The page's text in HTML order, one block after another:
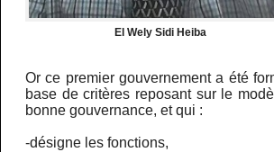
El Wely Sidi Heiba
Or ce premier gouvernement a été
base de critères reposant sur le
bonne gouvernance, et qui :
-désigne les fonctions,